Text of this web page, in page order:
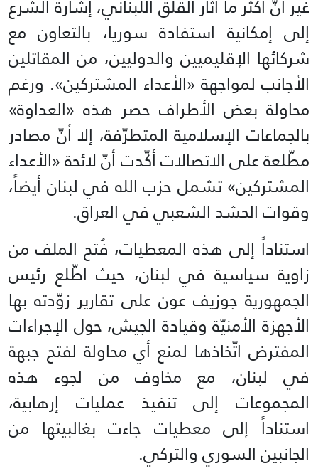
غير أنّ أكثر ما أثار القلق اللبناني، إشارة الشرع
إلى إمكانية استفادة سوريا، بالتعاون مع
شركائها الإقليميين والدوليين، من المقاتلين
الأجانب لمواجهة «الأعداء المشتركين». ورغم
محاولة بعض الأطراف حصر هذه «العداوة»
بالجماعات الإسلامية المتطرّفة، إلا أنّ مصادر
مطّلعة على الاتصالات أكّدت أنّ لائحة «الأعداء
المشتركين» تشمل حزب الله في لبنان أيضاً،
وقوات الحشد الشعبي في العراق.
استناداً إلى هذه المعطيات، فُتح الملف من
زاوية سياسية في لبنان، حيث اطّلع رئيس
الجمهورية جوزيف عون على تقارير زوّدته بها
الأجهزة الأمنيّة وقيادة الجيش، حول الإجراءات
المفترض اتّخاذها لمنع أي محاولة لفتح جبهة
في لبنان، مع مخاوف من لجوء هذه
المجموعات إلى تنفيذ عمليات إرهابية،
استناداً إلى معطيات جاءت بغالبيتها من
الجانبين السوري والتركي.